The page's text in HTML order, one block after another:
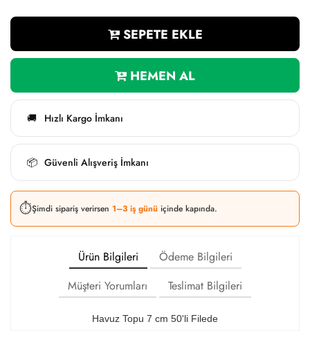
SEPETE EKLE
HEMEN AL
🚚 Hızlı Kargo İmkanı
📦 Güvenli Alışveriş İmkanı
⏱️Şimdi sipariş verirsen 1–3 iş günü içinde kapında.
Ürün Bilgileri
Ödeme Bilgileri
Müşteri Yorumları
Teslimat Bilgileri
Havuz Topu 7 cm 50'li Filede